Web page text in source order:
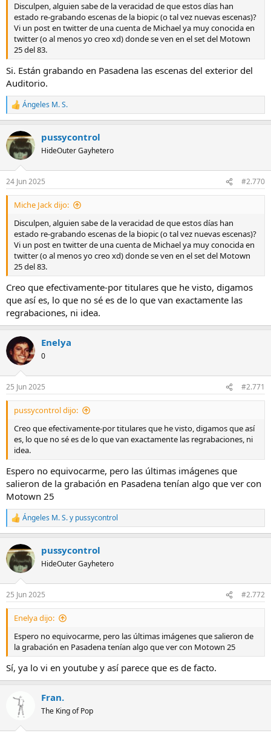
Disculpen, alguien sabe de la veracidad de que estos días han
estado re-grabando escenas de la biopic (o tal vez nuevas escenas)?
Vi un post en twitter de una cuenta de Michael ya muy conocida en
twitter (o al menos yo creo xd) donde se ven en el set del Motown
25 del 83.
Si. Están grabando en Pasadena las escenas del exterior del
Auditorio.
R
e
c
c
i
e
s
Ángeles M. S.
pussycontrol
HideOuter Gayhetero
24 Jun 2025 #2.770
Miche Jack dijo:
Disculpen, alguien sabe de la veracidad de que estos días han
estado re-grabando escenas de la biopic (o tal vez nuevas escenas)?
Vi un post en twitter de una cuenta de Michael ya muy conocida en
twitter (o al menos yo creo xd) donde se ven en el set del Motown
25 del 83.
Creo que efectivamente-por titulares que he visto, digamos
que así es, lo que no sé es de lo que van exactamente las
regrabaciones, ni idea.
Enelya
0
25 Jun 2025 #2.771
pussycontrol dijo:
Creo que efectivamente-por titulares que he visto, digamos que así
es, lo que no sé es de lo que van exactamente las regrabaciones, ni
idea.
Espero no equivocarme, pero las últimas imágenes que
salieron de la grabación en Pasadena tenían algo que ver con
Motown 25
R
e
c
c
i
e
s
Ángeles M. S.y pussycontrol
pussycontrol
HideOuter Gayhetero
25 Jun 2025 #2.772
Enelya dijo:
Espero no equivocarme, pero las últimas imágenes que salieron de
la grabación en Pasadena tenían algo que ver con Motown 25
Sí, ya lo vi en youtube y así parece que es de facto.
Fran.
The King of Pop